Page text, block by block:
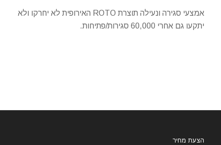
אמצעי סגירה ונעילה תוצרת ROTO האירופית לא יחרקו ולא
יתקעו גם אחרי 60,000 סגירות/פתיחות.
הצעת מחיר